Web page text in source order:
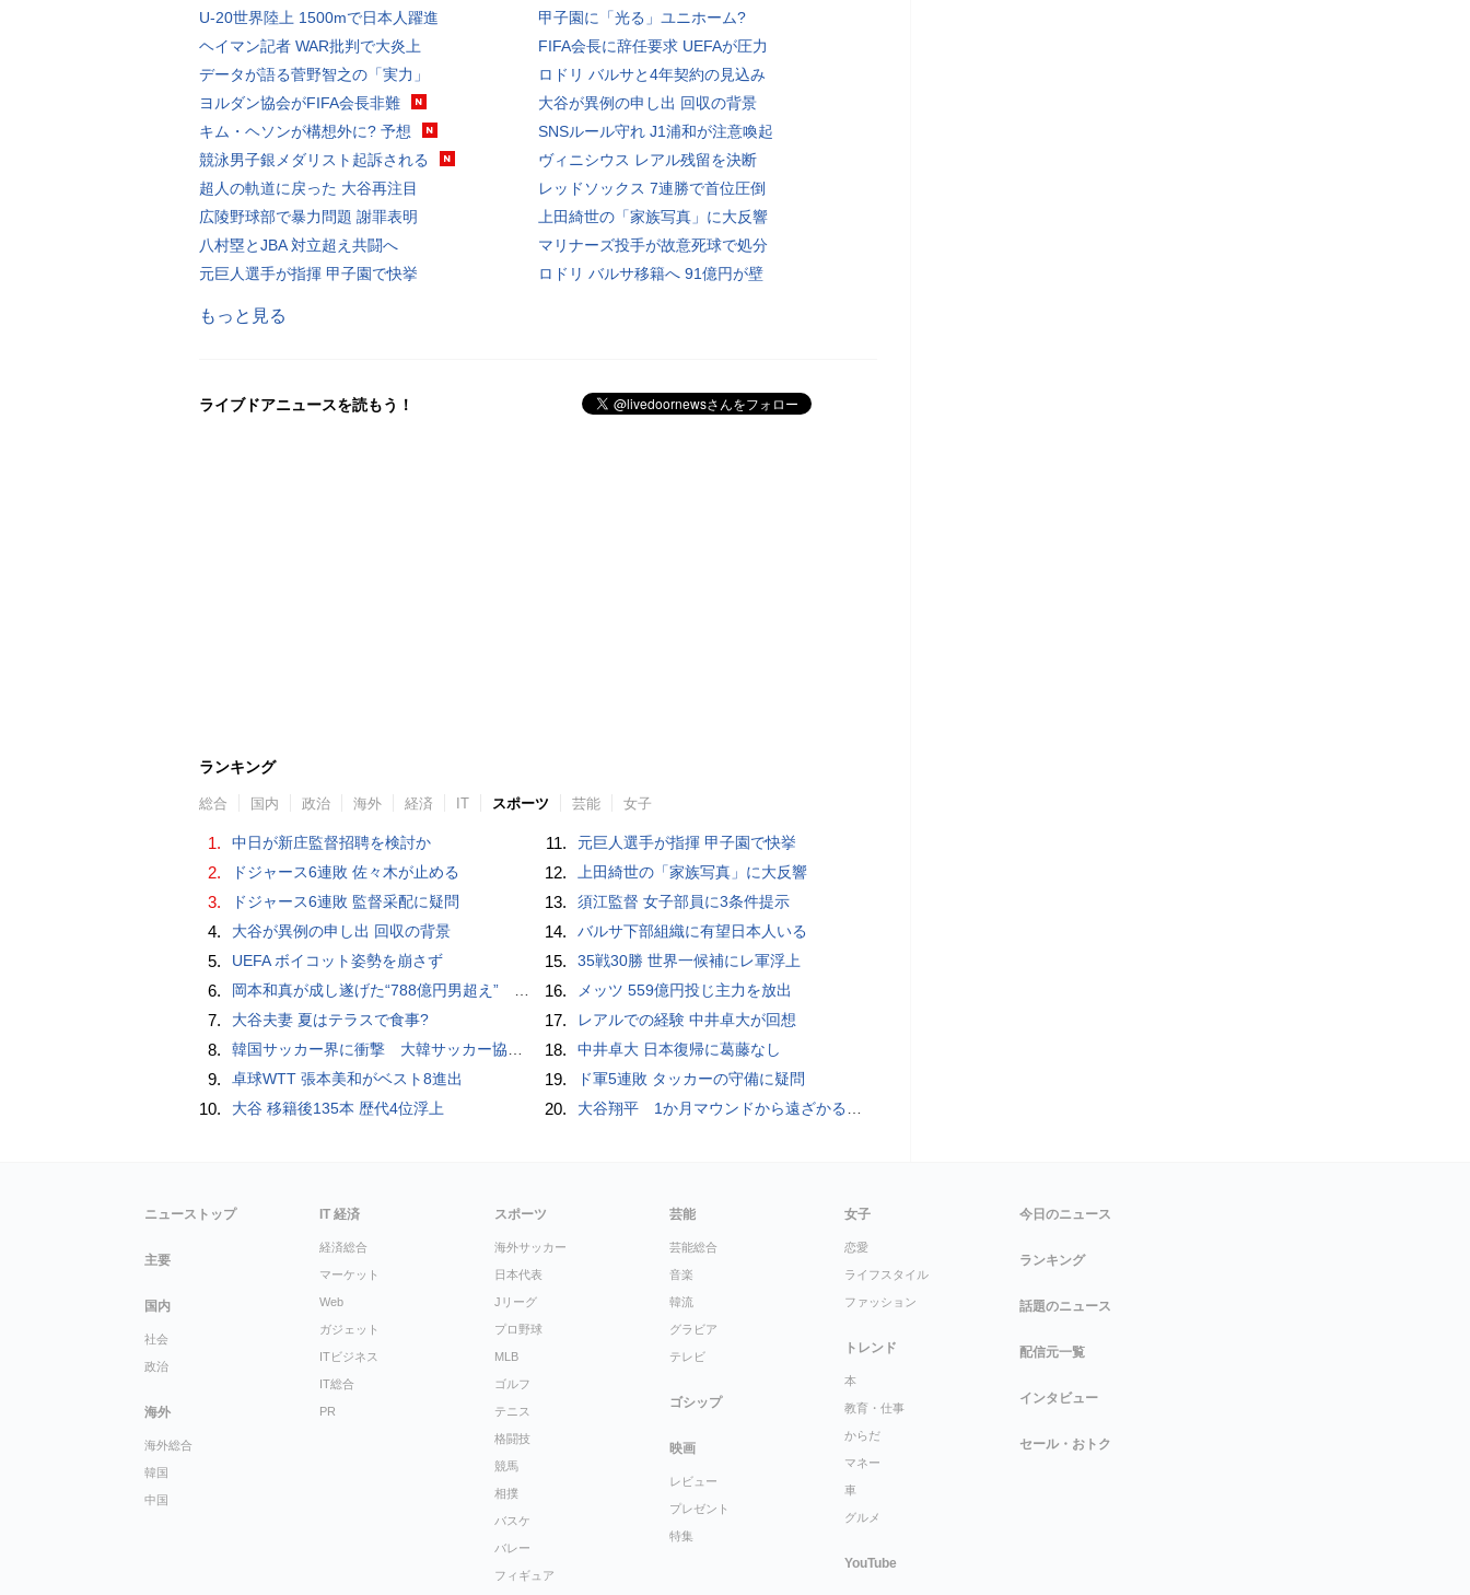
U-20世界陸上 1500mで日本人躍進
ヘイマン記者 WAR批判で大炎上
データが語る菅野智之の「実力」
ヨルダン協会がFIFA会長非難
キム・ヘソンが構想外に? 予想
競泳男子銀メダリスト起訴される
超人の軌道に戻った 大谷再注目
広陵野球部で暴力問題 謝罪表明
八村塁とJBA 対立超え共闘へ
元巨人選手が指揮 甲子園で快挙
甲子園に「光る」ユニホーム?
FIFA会長に辞任要求 UEFAが圧力
ロドリ バルサと4年契約の見込み
大谷が異例の申し出 回収の背景
SNSルール守れ J1浦和が注意喚起
ヴィニシウス レアル残留を決断
レッドソックス 7連勝で首位圧倒
上田綺世の「家族写真」に大反響
マリナーズ投手が故意死球で処分
ロドリ バルサ移籍へ 91億円が壁
もっと見る
ライブドアニュースを読もう！
ランキング
総合 国内 政治 海外 経済 IT スポーツ 芸能 女子
1. 中日が新庄監督招聘を検討か
2. ドジャース6連敗 佐々木が止める
3. ドジャース6連敗 監督采配に疑問
4. 大谷が異例の申し出 回収の背景
5. UEFA ボイコット姿勢を崩さず
6. 岡本和真が成し遂げた“788億円男超え” いつのまにか「3位」…見据える球団記録更新
7. 大谷夫妻 夏はテラスで食事?
8. 韓国サッカー界に衝撃 大韓サッカー協会に外国人審判への“性的接待”疑惑 韓国メディアが報道
9. 卓球WTT 張本美和がベスト8進出
10. 大谷 移籍後135本 歴代4位浮上
11. 元巨人選手が指揮 甲子園で快挙
12. 上田綺世の「家族写真」に大反響
13. 須江監督 女子部員に3条件提示
14. バルサ下部組織に有望日本人いる
15. 35戦30勝 世界一候補にレ軍浮上
16. メッツ 559億円投じ主力を放出
17. レアルでの経験 中井卓大が回想
18. 中井卓大 日本復帰に葛藤なし
19. ド軍5連敗 タッカーの守備に疑問
20. 大谷翔平 1か月マウンドから遠ざかる中で打撃好調「しっかり反応できている」 今季初“1試合2発”で25･26号 打率も3割目前
ニューストップ
主要
国内
社会
政治
海外
海外総合
韓国
中国
IT 経済
経済総合
マーケット
Web
ガジェット
ITビジネス
IT総合
PR
スポーツ
海外サッカー
日本代表
Jリーグ
プロ野球
MLB
ゴルフ
テニス
格闘技
競馬
相撲
バスケ
バレー
フィギュア
芸能
芸能総合
音楽
韓流
グラビア
テレビ
ゴシップ
映画
レビュー
プレゼント
特集
女子
恋愛
ライフスタイル
ファッション
トレンド
本
教育・仕事
からだ
マネー
車
グルメ
YouTube
今日のニュース
ランキング
話題のニュース
配信元一覧
インタビュー
セール・おトク